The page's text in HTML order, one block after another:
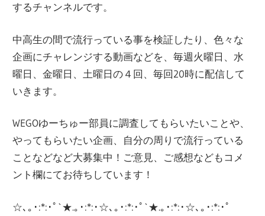
するチャンネルです。
中高生の間で流行っている事を検証したり、色々な
企画にチャレンジする動画などを、毎週火曜日、水
曜日、金曜日、土曜日の４回、毎回20時に配信して
いきます。
WEGOゆーちゅー部員に調査してもらいたいことや、
やってもらいたい企画、自分の周りで流行っている
ことなどなど大募集中！ご意見、ご感想などもコメ
ント欄にてお待ちしています！
☆､｡･:*:･ﾟ`★.｡･:*:･☆､｡･:*:･ﾟ`★.｡･:*:･☆､｡･:*:･ﾟ